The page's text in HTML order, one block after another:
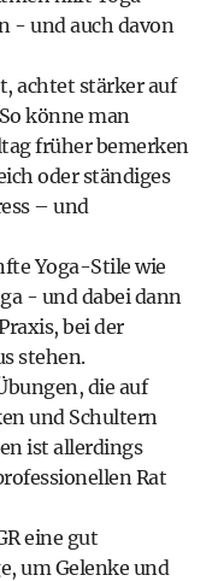
- und auch davon
achtet stärker auf
könne man
früher bemerken
oder ständiges
– und
Yoga-Stile wie
- und dabei dann
bei der
stehen.
die auf
und Schultern
ist allerdings
Rat
eine gut
um Gelenke und